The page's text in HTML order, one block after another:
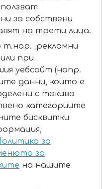
за собствени
на трети лица.
„рекламни
при
уебсайт (напр.
данни, които е
с такива
категориите
бисквитки
за
за
на нашите